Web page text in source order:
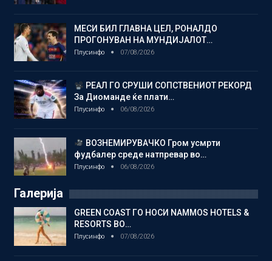
МЕСИ БИЛ ГЛАВНА ЦЕЛ, РОНАЛДО
ПРОГОНУВАН НА МУНДИЈАЛОТ…
Плусинфо 07/08/2026
РЕАЛ ГО СРУШИ СОПСТВЕНИОТ РЕКОРД
За Диоманде ќе плати…
Плусинфо 06/08/2026
ВОЗНЕМИРУВАЧКО Гром усмрти
фудбалер среде натпревар во…
Плусинфо 06/08/2026
Галерија
GREEN COAST ГО НОСИ NAMMOS HOTELS &
RESORTS ВО…
Плусинфо 07/08/2026